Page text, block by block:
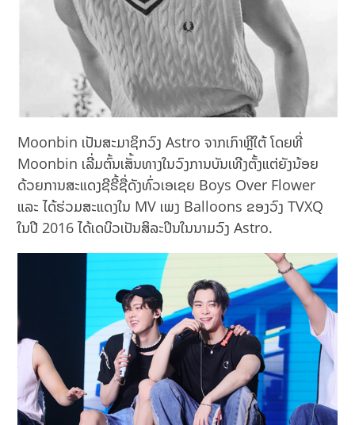
Moonbin ເປັນສະມາຊິກວົງ Astro ຈາກເກົາຫຼີໃຕ້ ໂດຍທີ່
Moonbin ເລີ່ມຕົ້ນເສັ້ນທາງໃນວົງການບັນເທີງຕັ້ງແຕ່ຍັງນ້ອຍ
ດ້ວຍການສະແດງຊີຣີ້ຊື່ດັງທົ່ວເອເຊຍ Boys Over Flower
ແລະ ໄດ້ຮ່ວມສະແດງໃນ MV ເພງ Balloons ຂອງວົງ TVXQ
ໃນປີ 2016​ ໄດ້ເດບິວເປັນສິລະປິນໃນນາມວົງ Astro.